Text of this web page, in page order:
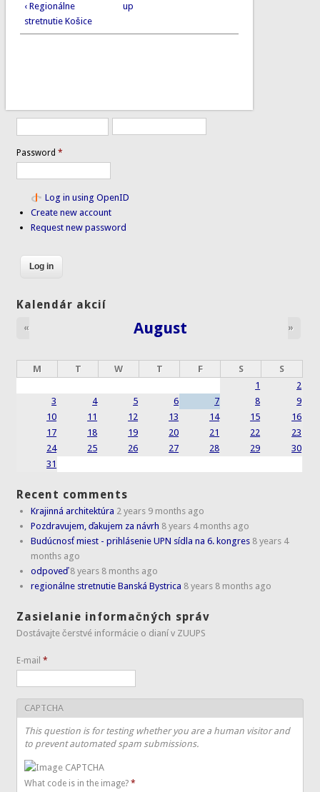
‹ Regionálne
stretnutie Košice
up
Password*
Log in using OpenID
Create new account
Request new password
Kalendár akcií
August
« »
M T W T F S
S
1
2
3
4 5 6 7 8
9
10
11 12 13 14 15
16
17
18 19 20 21 22
23
24
25 26 27 28 29
30
31
Recent comments
Krajinná architektúra 2 years 9 months ago
Pozdravujem, ďakujem za návrh 8 years 4 months ago
Budúcnosť miest - prihlásenie UPN sídla na 6. kongres 8 years 4
months ago
odpoveď 8 years 8 months ago
regionálne stretnutie Banská Bystrica 8 years 8 months ago
Zasielanie informačných správ
Dostávajte čerstvé informácie o dianí v ZUUPS
E-mail*
CAPTCHA
This question is for testing whether you are a human visitor and
to prevent automated spam submissions.
What code is in the image?*